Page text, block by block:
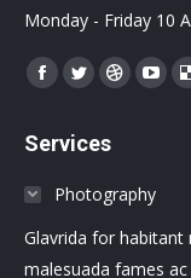
Monday - Friday 10
Encuéntranos en:
Facebook
opens
window
Twitter
opens
new
window
Dribbble
new
window
new
Services
Photography
Glavrida for
malesuada fames